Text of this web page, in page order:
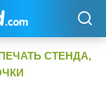
СТЕНДА,